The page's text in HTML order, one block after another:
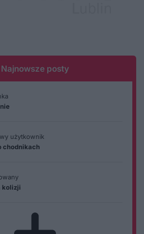
Najnowsze posty
użytkownik
chodnikach
kolizji